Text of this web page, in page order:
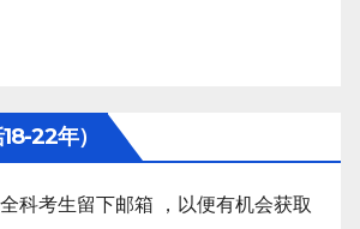
22年）
科考生留下邮箱 ，以便有机会获取